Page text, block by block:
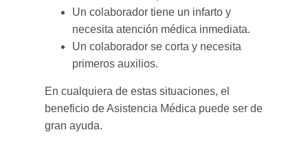
Un colaborador tiene un infarto y
necesita atención médica inmediata.
Un colaborador se corta y necesita
primeros auxilios.
En cualquiera de estas situaciones, el
beneficio de Asistencia Médica puede ser de
gran ayuda.